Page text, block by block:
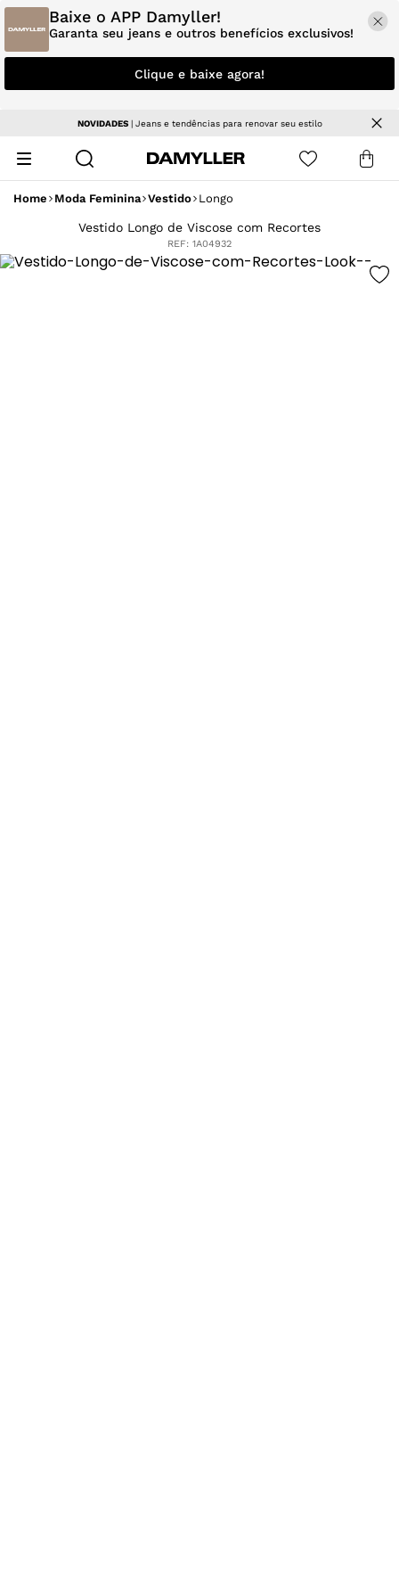
Baixe o APP Damyller!
Garanta seu jeans e outros benefícios exclusivos!
Clique e baixe agora!
NOVIDADES| Jeans e tendências para renovar seu estilo
Home Moda Feminina Vestido Longo
Vestido Longo de Viscose com Recortes
REF: 1A04932